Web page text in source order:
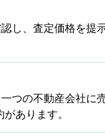
し、査定価格を提
つの不動産会社に
あります。